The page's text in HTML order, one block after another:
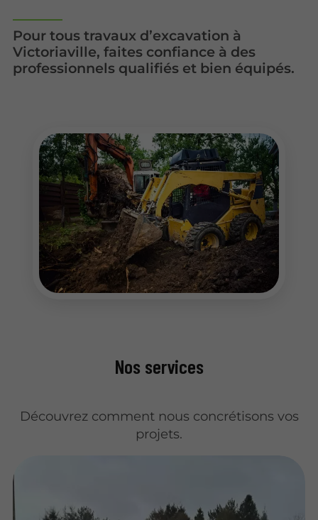
Pour tous travaux d’excavation à
Victoriaville, faites confiance à des
professionnels qualifiés et bien équipés.
Nos services
Découvrez comment nous concrétisons vos
projets.